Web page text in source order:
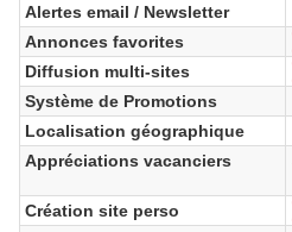
Alertes email / Newsletter
Annonces favorites
Diffusion multi-sites
Système de Promotions
Localisation géographique
Appréciations vacanciers
Création site perso